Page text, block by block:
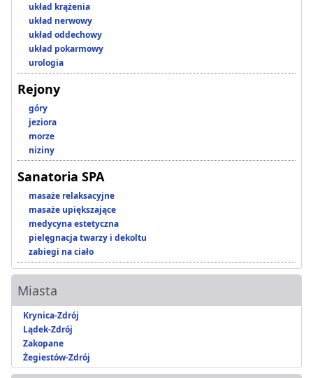
układ krążenia
układ nerwowy
układ oddechowy
układ pokarmowy
urologia
Rejony
góry
jeziora
morze
niziny
Sanatoria SPA
masaże relaksacyjne
masaże upiększające
medycyna estetyczna
pielęgnacja twarzy i dekoltu
zabiegi na ciało
Miasta
Krynica-Zdrój
Lądek-Zdrój
Zakopane
Żegiestów-Zdrój